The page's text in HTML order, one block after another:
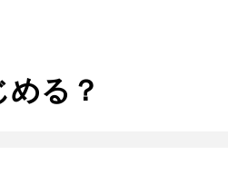
る？